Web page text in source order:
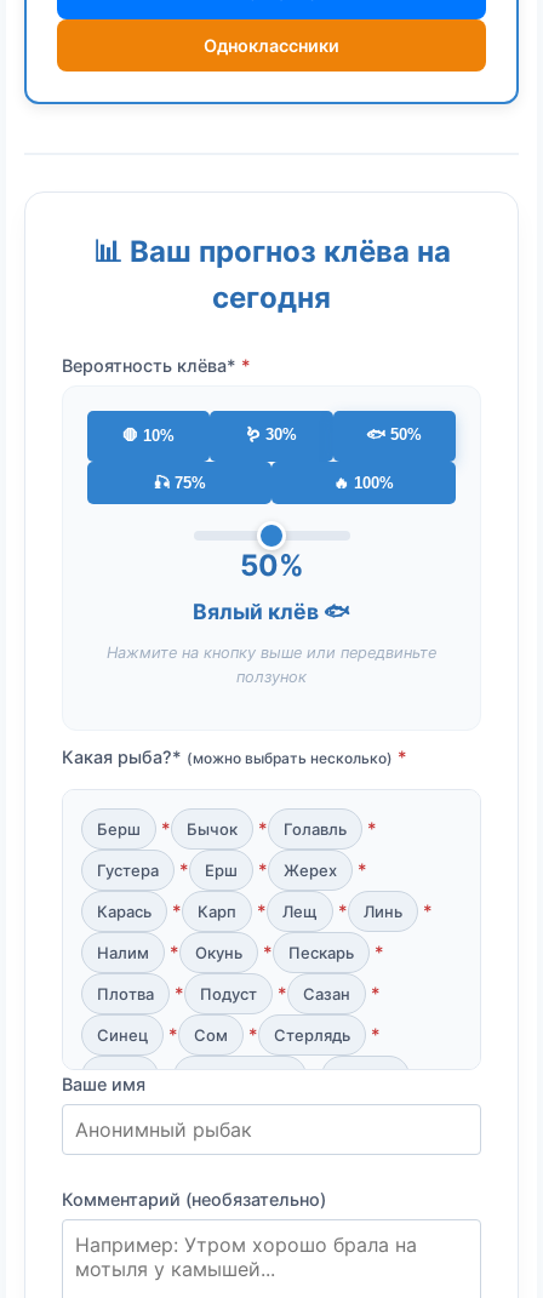
Одноклассники
📊 Ваш прогноз клёва на
сегодня
Вероятность клёва*
🛑 10% 🪱 30% 🐟 50%
🎣 75% 🔥 100%
50%
Вялый клёв 🐟
Нажмите на кнопку выше или передвиньте
ползунок
Какая рыба?* (можно выбрать несколько)
Берш Бычок Голавль
Густера Ерш Жерех
Карась Карп Лещ Линь
Налим Окунь Пескарь
Плотва Подуст Сазан
Синец Сом Стерлядь
Судак Толстолобик Тюлька
Ваше имя
Комментарий (необязательно)